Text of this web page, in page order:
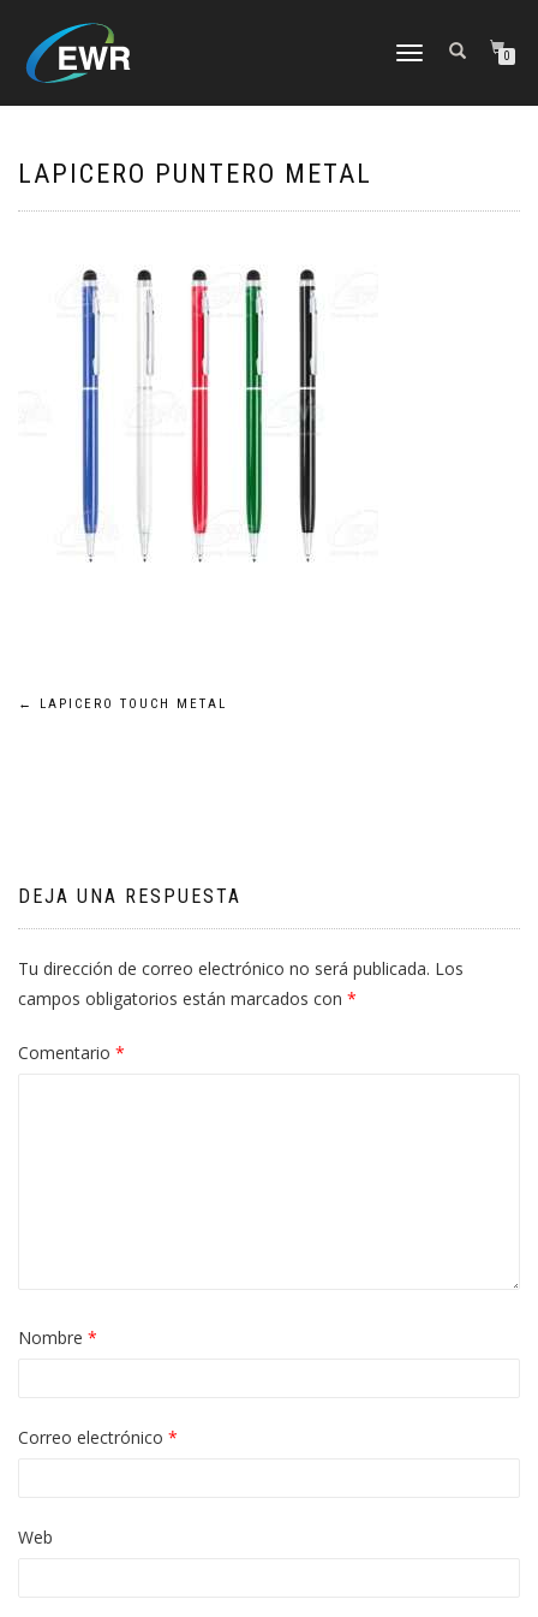
CAMBIAR
0
LAPICERO PUNTERO METAL
Navegación
← LAPICERO TOUCH METAL
DEJA UNA RESPUESTA
Tu dirección de correo electrónico no será publicada. Los
campos obligatorios están marcados con *
Comentario *
Nombre *
Correo electrónico *
Web